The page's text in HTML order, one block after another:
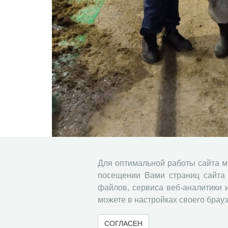
Ведущий научный сотрудник
профессионального мастерства
СЗНИИМЛПХ
Для оптимальной работы сайта
посещении Вами страниц сайта
файлов, сервиса веб-аналитики
можете в настройках своего
СОГЛАСЕН